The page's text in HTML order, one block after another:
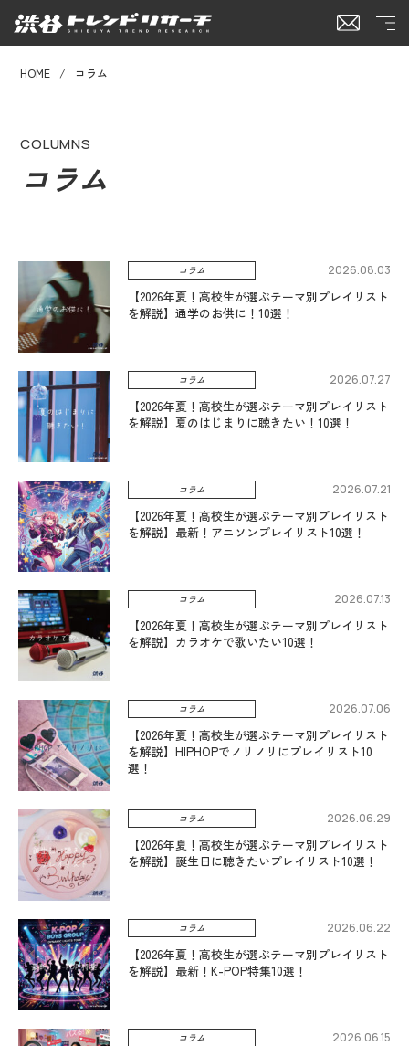
HOME コラム
COLUMNS
コラム
コラム 2026.08.03
【2026年夏！高校生が選ぶテーマ別プレイリスト
を解説】通学のお供に！10選！
コラム 2026.07.27
【2026年夏！高校生が選ぶテーマ別プレイリスト
を解説】夏のはじまりに聴きたい！10選！
コラム 2026.07.21
【2026年夏！高校生が選ぶテーマ別プレイリスト
を解説】最新！アニソンプレイリスト10選！
コラム 2026.07.13
【2026年夏！高校生が選ぶテーマ別プレイリスト
を解説】カラオケで歌いたい10選！
コラム 2026.07.06
【2026年夏！高校生が選ぶテーマ別プレイリスト
を解説】HIPHOPでノリノリにプレイリスト10
選！
コラム 2026.06.29
【2026年夏！高校生が選ぶテーマ別プレイリスト
を解説】誕生日に聴きたいプレイリスト10選！
コラム 2026.06.22
【2026年夏！高校生が選ぶテーマ別プレイリスト
を解説】最新！K-POP特集10選！
コラム 2026.06.15